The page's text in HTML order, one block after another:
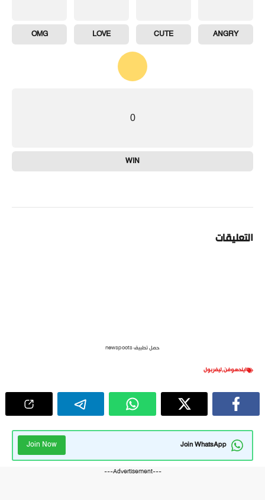
ANGRY
CUTE
LOVE
OMG
0
WIN
التعليقات
حمل تطبيق newspoots
ايندهوفن,ليفربول
Join WhatsApp
Join Now
---Advertisement---